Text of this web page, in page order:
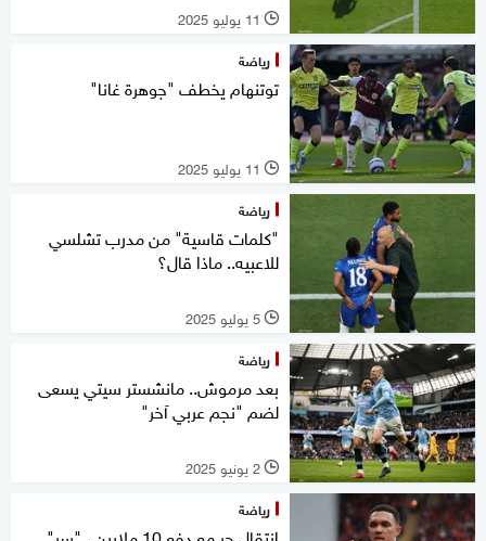
l 11 يوليو 2025
رياضة
توتنهام يخطف "جوهرة غانا"
l 11 يوليو 2025
رياضة
"كلمات قاسية" من مدرب تشلسي
للاعبيه.. ماذا قال؟
l 5 يوليو 2025
رياضة
بعد مرموش.. مانشستر سيتي يسعى
لضم "نجم عربي آخر"
l 2 يونيو 2025
رياضة